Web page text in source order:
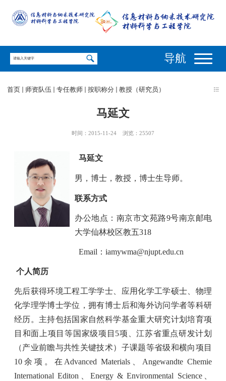
导航
首页 师资队伍 专任教师 按职称分 教授（研究员）
马延文
时间：2015-11-24 浏览： 25507
马延文
男， 博士，教授，博士生导师。
联系方式
办公地点：南京市文苑路9号南京邮电
大学仙林校区教五318
Email ： iamywma@njupt.edu.cn
个人简历
先后获得环境工程工学学士、应用化学工学硕士、物理
化学理学博士学位，拥有博士后和海外访问学者等科研
经历。主持包括国家自然科学基金重大研究计划培育项
目和面上项目等国家级项目 5项、江苏省重点研发计划
（产业前瞻与共性关键技术）子课题等省级和横向项目
10 余项。在 Advanced Materials
Angewandte Chemie
International Editon
Energy & Environmental Science、